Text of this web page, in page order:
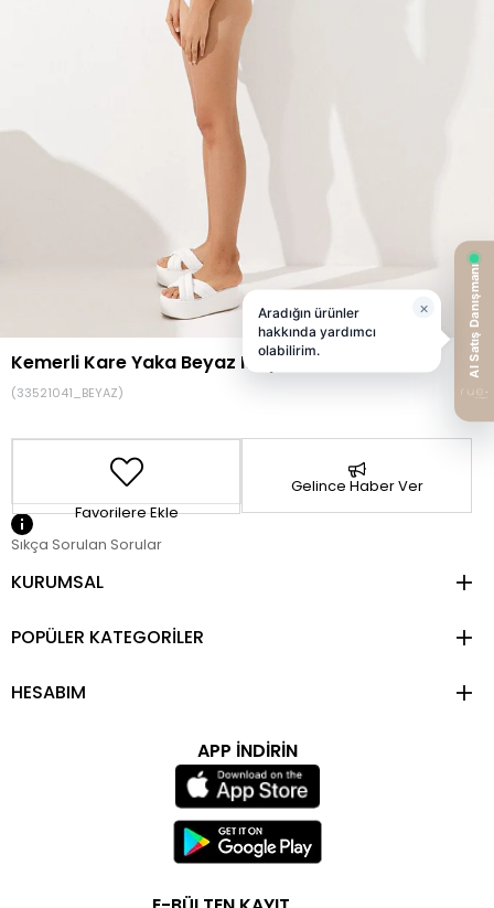
Kemerli Kare Yaka Beyaz Mayo
(33521041_BEYAZ)
Favorilere Ekle
Gelince Haber Ver
Sıkça Sorulan Sorular
KURUMSAL
POPÜLER KATEGORİLER
HESABIM
APP İNDİRİN